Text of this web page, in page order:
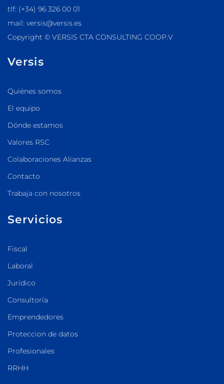
tlf: (+34) 96 326 00 01
mail: versis@versis.es
Copyright © VERSIS CTA CONSULTING COOP.V
Versis
Quiénes somos
El equipo
Dónde estamos
Valores RSC
Colaboraciones Alianzas
Contacto
Trabaja con nosotros
Servicios
Fiscal
Laboral
Jurídico
Consultoría
Emprendedores
Proteccion de datos
Profesionales
RRHH